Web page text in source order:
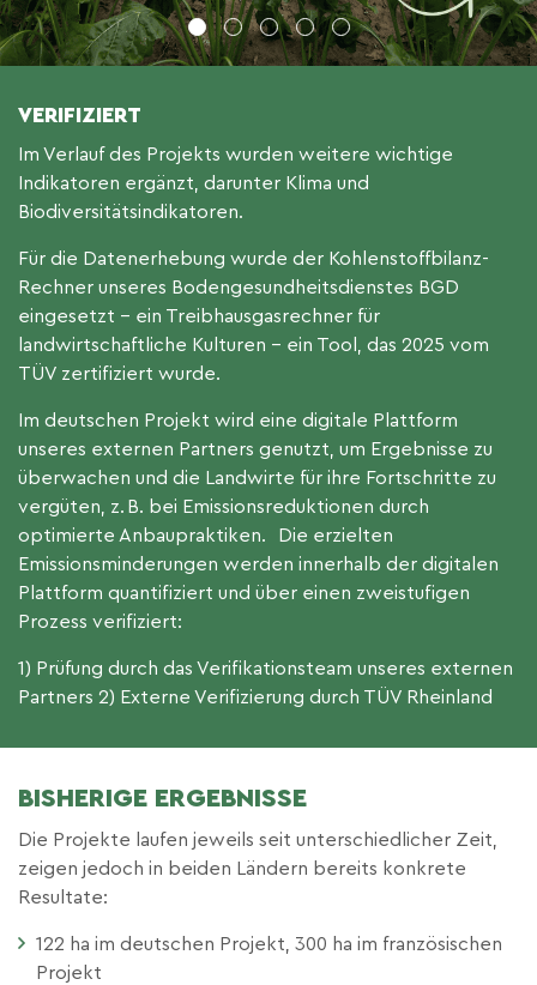
1 2 3 4 5
VERIFIZIERT
Im Verlauf des Projekts wurden weitere wichtige
Indikatoren ergänzt, darunter Klima und
Biodiversitätsindikatoren.
Für die Datenerhebung wurde der Kohlenstoffbilanz-
Rechner unseres Bodengesundheitsdienstes BGD
eingesetzt – ein Treibhausgasrechner für
landwirtschaftliche Kulturen – ein Tool, das 2025 vom
TÜV zertifiziert wurde.
Im deutschen Projekt wird eine digitale Plattform
unseres externen Partners genutzt, um Ergebnisse zu
überwachen und die Landwirte für ihre Fortschritte zu
vergüten, z. B. bei Emissionsreduktionen durch
optimierte Anbaupraktiken. Die erzielten
Emissionsminderungen werden innerhalb der digitalen
Plattform quantifiziert und über einen zweistufigen
Prozess verifiziert:
1) Prüfung durch das Verifikationsteam unseres externen
Partners 2) Externe Verifizierung durch TÜV Rheinland
BISHERIGE ERGEBNISSE
Die Projekte laufen jeweils seit unterschiedlicher Zeit,
zeigen jedoch in beiden Ländern bereits konkrete
Resultate:
122 ha im deutschen Projekt, 300 ha im französischen
Projekt